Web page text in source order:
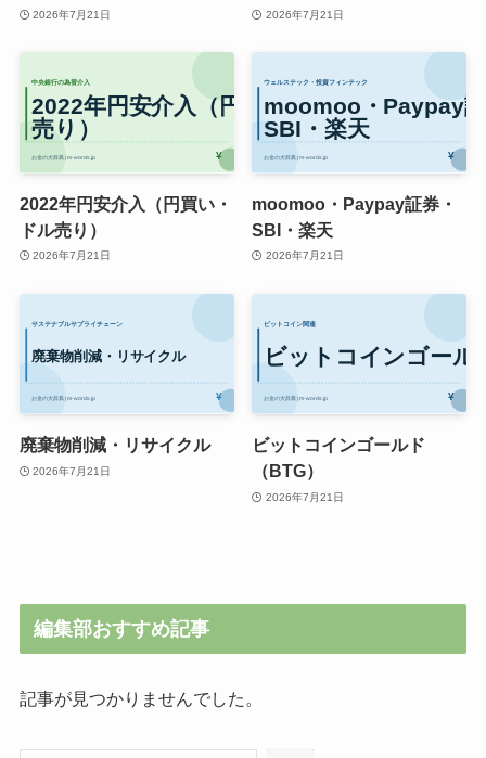
2026年7月21日 2026年7月21日
2022年円安介入（円買い・
ドル売り）
2026年7月21日
moomoo・Paypay証券・
SBI・楽天
2026年7月21日
廃棄物削減・リサイクル
2026年7月21日
ビットコインゴールド
（BTG）
2026年7月21日
編集部おすすめ記事
記事が見つかりませんでした。